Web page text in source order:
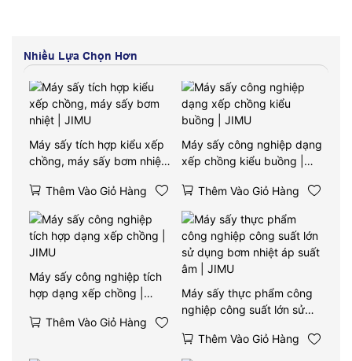
Nhiều Lựa Chọn Hơn
Máy sấy tích hợp kiểu xếp
chồng, máy sấy bơm nhiệt
Thêm Vào Giỏ Hàng
Máy sấy công nghiệp dạng
xếp chồng kiểu buồng |
Thêm Vào Giỏ Hàng
Máy sấy công nghiệp tích
hợp dạng xếp chồng |
Thêm Vào Giỏ Hàng
Máy sấy thực phẩm công
nghiệp công suất lớn sử
| JIMUThêm Vào Giỏ Hàng